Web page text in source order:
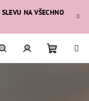
NA VŠECHNO
HledatPřihlášeníNákupní